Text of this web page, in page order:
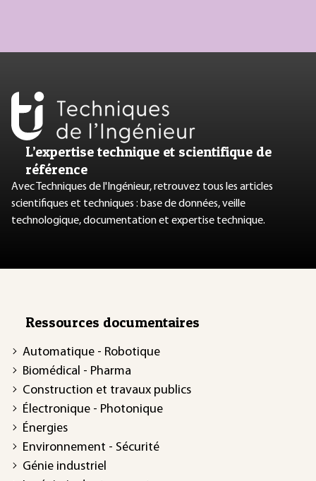
L’expertise technique et scientifique de
référence
Avec Techniques de l'Ingénieur, retrouvez tous les articles
scientifiques et techniques : base de données, veille
technologique, documentation et expertise technique.
Ressources documentaires
Automatique - Robotique
Biomédical - Pharma
Construction et travaux publics
Électronique - Photonique
Énergies
Environnement - Sécurité
Génie industriel